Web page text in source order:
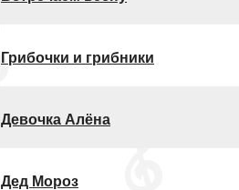
Грибочки и грибники
Девочка Алёна
Дед Мороз